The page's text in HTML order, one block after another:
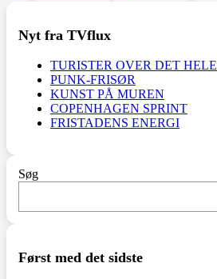
Nyt fra TVflux
TURISTER OVER DET HELE
PUNK-FRISØR
KUNST PÅ MUREN
COPENHAGEN SPRINT
FRISTADENS ENERGI
Søg
Først med det sidste